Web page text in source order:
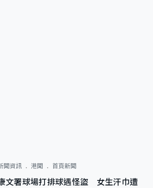
聞資訊 港聞 首頁新聞
文署球場打排球遇怪盜 女生汗巾遭